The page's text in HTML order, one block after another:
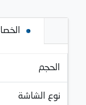
الحجم
نوع الشاشة